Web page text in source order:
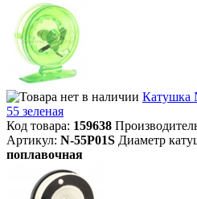
Катушка
55 зеленая
Код товара: 159638
Артикул: N-55P01S Диаметр
поплавочная